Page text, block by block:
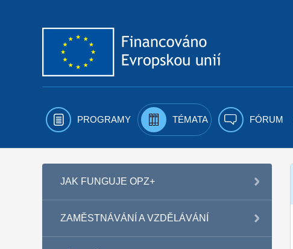
PROGRAMY TÉMATA FÓRUM
JAK FUNGUJE OPZ+
ZAMĚSTNÁVÁNÍ A VZDĚLÁVÁNÍ